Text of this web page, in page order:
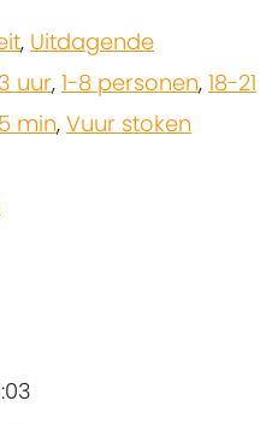
, Uitdagende
uur, 1-8 personen, 18-21
min, Vuur stoken